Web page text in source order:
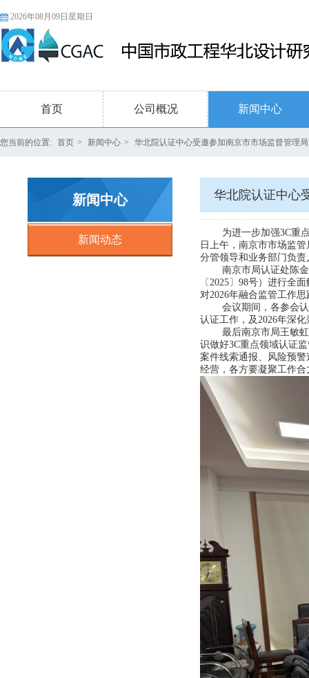
2026年08月09日星期日
首页 公司概况 新闻中心
您当前的位置: 首页 > 新闻中心 > 华北院认证中心受邀参加南京市市场监督管理
新闻中心
新闻动态
为进一步加强3C重
日上午，南京市市场监
分管领导和业务部门负
南京市局认证处陈
〔2025〕98号）进行全
对2026年融合监管工作
会议期间，各参会
认证工作，及2026年深
最后南京市局王敏
识做好3C重点领域认证
案件线索通报、风险预
经营，各方要凝聚工作